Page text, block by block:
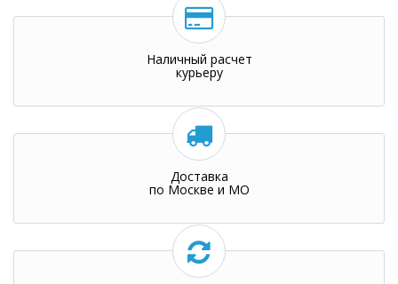
Наличный расчет
курьеру
Доставка
по Москве и МО